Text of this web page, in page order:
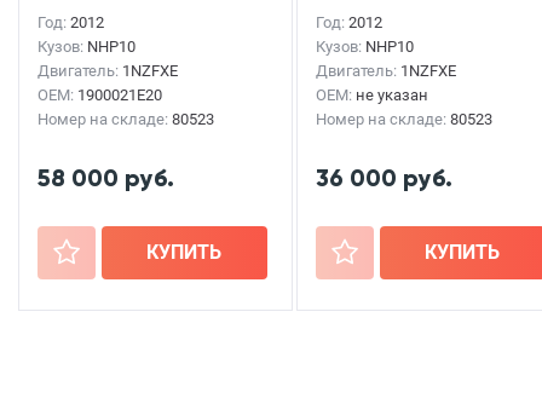
Год: 2012
Кузов: NHP10
Двигатель: 1NZFXE
OEM: 1900021E20
Номер на складе: 80523
58 000 руб.
+ КУПИТЬ
Год: 2012
Кузов: NHP10
Двигатель: 1NZFXE
OEM: не указан
Номер на складе: 80523
36 000 руб.
+ КУПИТЬ